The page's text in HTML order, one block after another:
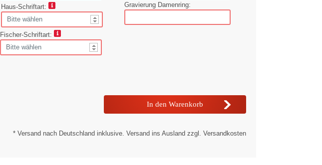
Haus-Schriftart:
Fischer-Schriftart:
Gravierung Damenring:
* Versand nach Deutschland inklusive. Versand ins Ausland zzgl. Versandkosten